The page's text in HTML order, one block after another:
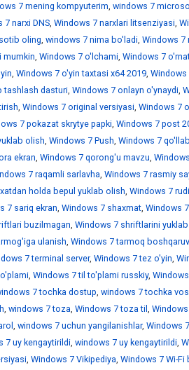
7 mening kompyuterim, windows 7
7 narxi DNS, Windows 7 narxlari litsenziyasi,
oling, windows 7 nima bo'ladi, Windows 7
mumkin, Windows 7 o'lchami, Windows 7
, Windows 7 o'yin taxtasi x64 2019, Windows
tashlash dasturi, Windows 7 onlayn o'ynaydi,
, Windows 7 original versiyasi, Windows 7
7 pokazat skrytye papki, Windows 7 post
olish, Windows 7 Push, Windows 7
ekran, Windows 7 qorong'u mavzu,
7 raqamli sarlavha, Windows 7 rasmiy
holda bepul yuklab olish, Windows 7
7 sariq ekran, Windows 7 shaxmat, Windows
buzilmagan, Windows 7 shriftlarini
ulanish, Windows 7 tarmoq
7 terminal server, Windows 7 tez o'yin,
, Windows 7 til to'plami russkiy,
7 tochka dostup, windows 7 tochka
, windows 7 toza, Windows 7 toza til ,
, windows 7 uchun yangilanishlar, Windows
7 uy kengaytirildi, windows 7 uy kengaytirildi,
, Windows 7 Vikipediya, Windows 7 Wi-Fi